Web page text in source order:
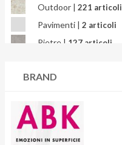
Calcarea
Campigiane
Cardosia
Cart
Carton
Cashmere
Outdoor | 221 articoli
Pavimenti | 2 articoli
Pietre | 127 articoli
Resina |
Wallart |45 articoli
BRAND